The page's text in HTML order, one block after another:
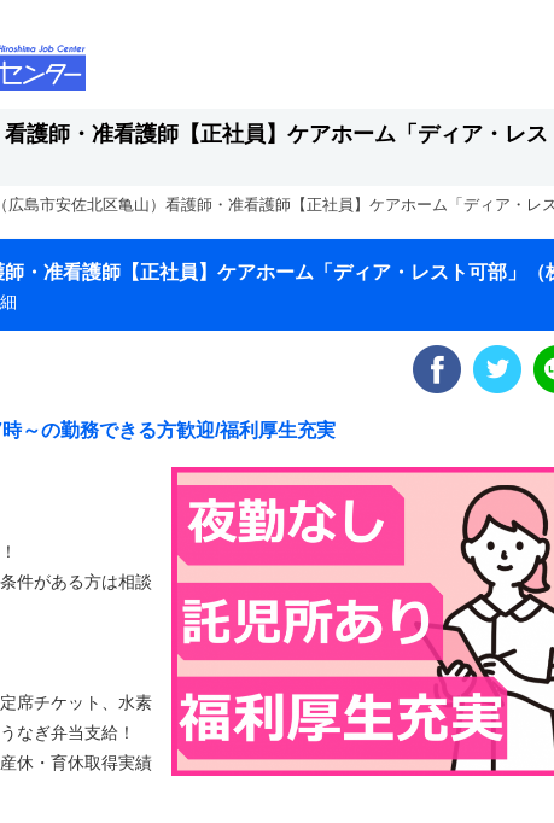
看護師・准看護師【正社員】ケアホーム「ディア・レ
（広島市安佐北区亀山）看護師・准看護師【正社員】ケアホーム「ディア・
・准看護師【正社員】ケアホーム「ディア・レスト可部」（
～の勤務できる方歓迎/福利厚生充実
件がある方は相談
席チケット、水素
なぎ弁当支給！
休・育休取得実績